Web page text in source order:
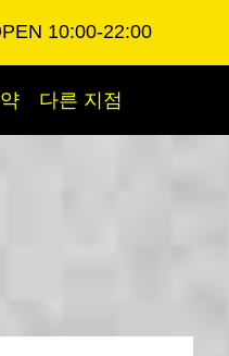
10:00-22:00
다른 지점